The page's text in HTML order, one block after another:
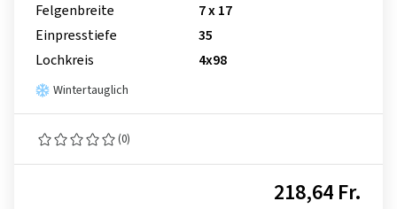
Felgenbreite
7 x 17
Einpresstiefe
35
Lochkreis
4x98
Wintertauglich
(0)
218,64 Fr.